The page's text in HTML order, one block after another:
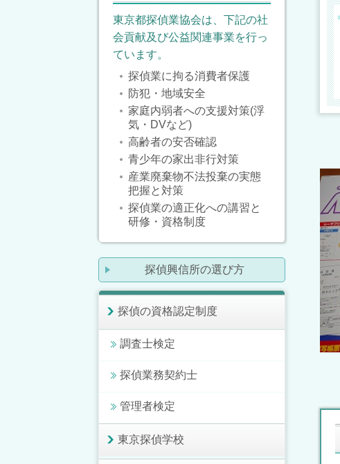
東京都探偵業協会は、下記の社
会貢献及び公益関連事業を行っ
ています。
探偵業に拘る消費者保護
防犯・地域安全
家庭内弱者への支援対策(浮
気・DVなど)
高齢者の安否確認
青少年の家出非行対策
産業廃棄物不法投棄の実態
把握と対策
探偵業の適正化への講習と
研修・資格制度
探偵興信所の選び方
探偵の資格認定制度
調査士検定
探偵業務契約士
管理者検定
東京探偵学校